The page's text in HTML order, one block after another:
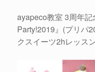
ayapeco教室 3周年
Party!2019』(プリパ
クスイーツ2hレッス